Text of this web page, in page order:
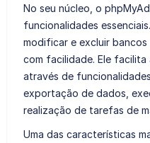
No seu núcleo, o
funcionalidades
modificar e excluir
com facilidade. Ele facilita
através de
exportação de dados,
realização de tarefas de
Uma das características